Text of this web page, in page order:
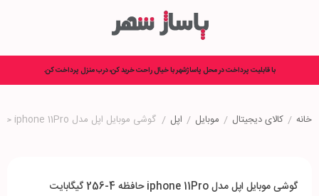
با قابلیت پرداخت در محل پاساژشهر با خیال راحت خرید کن، درب منزل پرداخت کن.
خانه / کالای دیجیتال / موبایل / اپل / گوشی موبایل اپل مدل iphone 11Pro حافظه 4-256 گیگابایت
گوشی موبایل اپل مدل iphone 11Pro حافظه 4-256 گیگابایت